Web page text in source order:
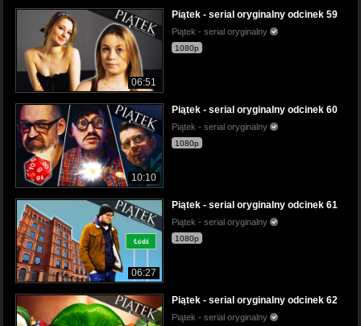
06:51
Piątek - serial oryginalny odcinek 59
Piątek - serial oryginalny
1080p
10:10
Piątek - serial oryginalny odcinek 60
Piątek - serial oryginalny
1080p
06:27
Piątek - serial oryginalny odcinek 61
Piątek - serial oryginalny
1080p
Piątek - serial oryginalny odcinek 62
Piątek - serial oryginalny